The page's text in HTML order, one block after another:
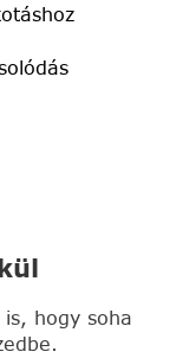
hogy soha